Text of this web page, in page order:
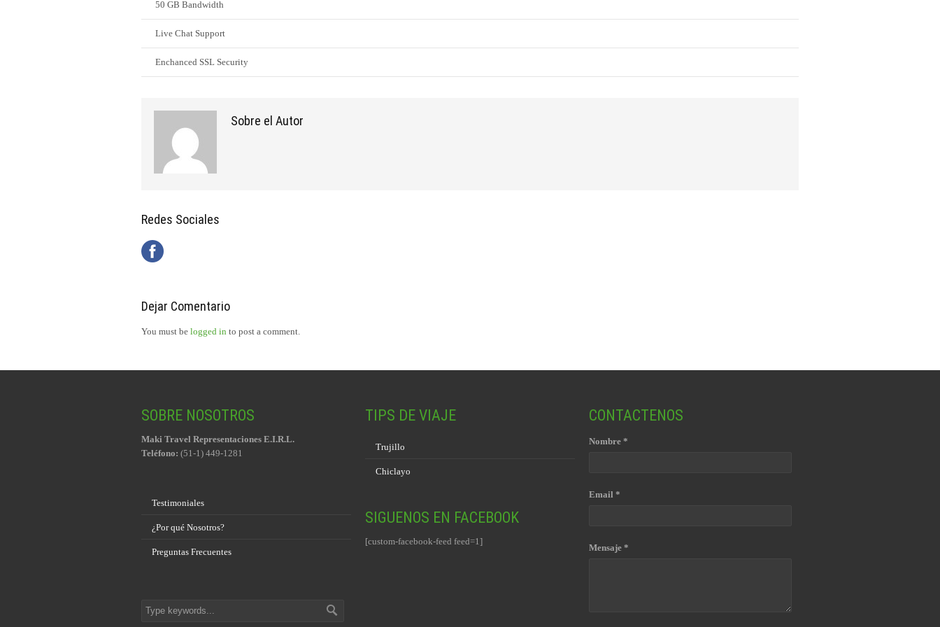
50 GB Bandwidth
Live Chat Support
Enchanced SSL Security
Sobre el Autor
Redes Sociales
Dejar Comentario
You must be logged in to post a comment.
SOBRE NOSOTROS
Maki Travel Representaciones E.I.R.L.
Teléfono: (51-1) 449-1281
Testimoniales
¿Por qué Nosotros?
Preguntas Frecuentes
TIPS DE VIAJE
Trujillo
Chiclayo
SIGUENOS EN FACEBOOK
[custom-facebook-feed feed=1]
CONTACTENOS
Nombre *
Email *
Mensaje *